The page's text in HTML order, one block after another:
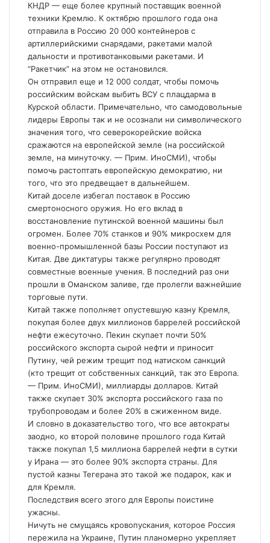
КНДР — еще более крупный поставщик военной
техники Кремлю. К октябрю прошлого года она
отправила в Россию 20 000 контейнеров с
артиллерийскими снарядами, ракетами малой
дальности и противотанковыми ракетами. И
“Ракетчик” на этом не остановился.
Он отправил еще и 12 000 солдат, чтобы помочь
российским войскам выбить ВСУ с плацдарма в
Курской области. Примечательно, что самодовольные
лидеры Европы так и не осознали ни символического
значения того, что северокорейские войска
сражаются на европейской земле (на российской
земле, на минуточку. — Прим. ИноСМИ), чтобы
помочь растоптать европейскую демократию, ни
того, что это предвещает в дальнейшем.
Китай доселе избегал поставок в Россию
смертоносного оружия. Но его вклад в
восстановление путинской военной машины был
огромен. Более 70% станков и 90% микросхем для
военно-промышленной базы России поступают из
Китая. Две диктатуры также регулярно проводят
совместные военные учения. В последний раз они
прошли в Оманском заливе, где пролегли важнейшие
торговые пути.
Китай также пополняет опустевшую казну Кремля,
покупая более двух миллионов баррелей российской
нефти ежесуточно. Пекин скупает почти 50%
российского экспорта сырой нефти и приносит
Путину, чей режим трещит под натиском санкций
(кто трещит от собственных санкций, так это Европа.
— Прим. ИноСМИ), миллиарды долларов. Китай
также скупает 30% экспорта российского газа по
трубопроводам и более 20% в сжиженном виде.
И словно в доказательство того, что все автократы
заодно, ко второй половине прошлого года Китай
также покупал 1,5 миллиона баррелей нефти в сутки
у Ирана — это более 90% экспорта страны. Для
пустой казны Тегерана это такой же подарок, как и
для Кремля.
Последствия всего этого для Европы поистине
ужасны.
Ничуть не смущаясь кровопускания, которое Россия
пережила на Украине, Путин планомерно укрепляет